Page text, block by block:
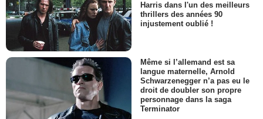
Harris dans l'un des meilleurs
thrillers des années 90
injustement oublié !
Même si l’allemand est sa
langue maternelle, Arnold
Schwarzenegger n’a pas eu le
droit de doubler son propre
personnage dans la saga
Terminator